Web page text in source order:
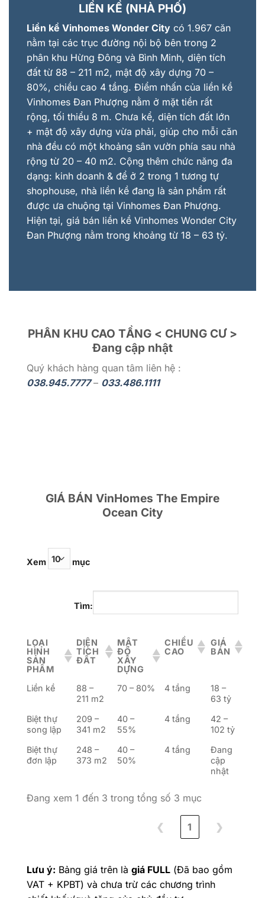
LIỀN KỀ (NHÀ PHỐ)
Liền kề Vinhomes Wonder City có 1.967 căn
nằm tại các trục đường nội bộ bên trong 2
phân khu Hừng Đông và Bình Minh, diện tích
đất từ 88 – 211 m2, mật độ xây dựng 70 –
80%, chiều cao 4 tầng. Điểm nhấn của liền kề
Vinhomes Đan Phượng nằm ở mặt tiền rất
rộng, tối thiểu 8 m. Chưa kể, diện tích đất lớn
+ mật độ xây dựng vừa phải, giúp cho mỗi căn
nhà đều có một khoảng sân vườn phía sau nhà
rộng từ 20 – 40 m2. Cộng thêm chức năng đa
dạng: kinh doanh & để ở 2 trong 1 tương tự
shophouse, nhà liền kề đang là sản phẩm rất
được ưa chuộng tại Vinhomes Đan Phượng.
Hiện tại, giá bán liền kề Vinhomes Wonder City
Đan Phượng nằm trong khoảng từ 18 – 63 tỷ.
PHÂN KHU CAO TẦNG < CHUNG CƯ >
Đang cập nhật
Quý khách hàng quan tâm liên hệ :
038.945.7777– 033.486.1111
GIÁ BÁN VinHomes The Empire
Ocean City
Xem mục
Tìm:
LOẠI
HÌNH
SẢN
PHẨM
DIỆN
TÍCH
ĐẤT
MẬT
ĐỘ
XÂY
DỰNG
CHIỀU
CAO
GIÁ
BÁN
Liền kề
88 –
211 m2
70 – 80% 4 tầng
18 –
63 tỷ
Biệt thự
song lập
209 –
341 m2
40 –
55%
4 tầng
42 –
102 tỷ
Biệt thự
đơn lập
248 –
373 m2
40 –
50%
4 tầng
Đang
cập
nhật
Đang xem 1 đến 3 trong tổng số 3 mục
❮ 1 ❯
Lưu ý: Bảng giá trên là giá FULL (Đã bao gồm
VAT + KPBT) và chưa trừ các chương trình